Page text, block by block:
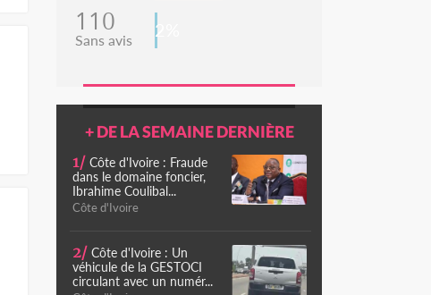
110
Sans avis 2%
+ DE LA SEMAINE DERNIÈRE
1/ Côte d'Ivoire : Fraude
dans le domaine foncier,
Ibrahime Coulibal...
Côte d'Ivoire
2/ Côte d'Ivoire : Un
véhicule de la GESTOCI
circulant avec un numér...